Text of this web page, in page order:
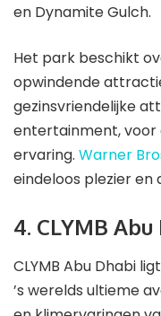
en Dynamite Gulch.
Het park beschikt
opwindende
gezinsvriendelijke
entertainment, voor
ervaring. Warner
eindeloos plezier en
4. CLYMB
CLYMB Abu Dhabi
’s werelds ultieme